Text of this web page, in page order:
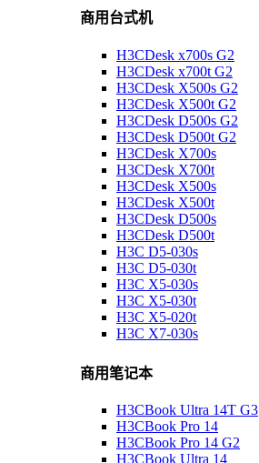
商用台式机
H3CDesk x700s G2
H3CDesk x700t G2
H3CDesk X500s G2
H3CDesk X500t G2
H3CDesk D500s G2
H3CDesk D500t G2
H3CDesk X700s
H3CDesk X700t
H3CDesk X500s
H3CDesk X500t
H3CDesk D500s
H3CDesk D500t
H3C D5-030s
H3C D5-030t
H3C X5-030s
H3C X5-030t
H3C X5-020t
H3C X7-030s
商用笔记本
H3CBook Ultra 14T G3
H3CBook Pro 14
H3CBook Pro 14 G2
H3CBook Ultra 14